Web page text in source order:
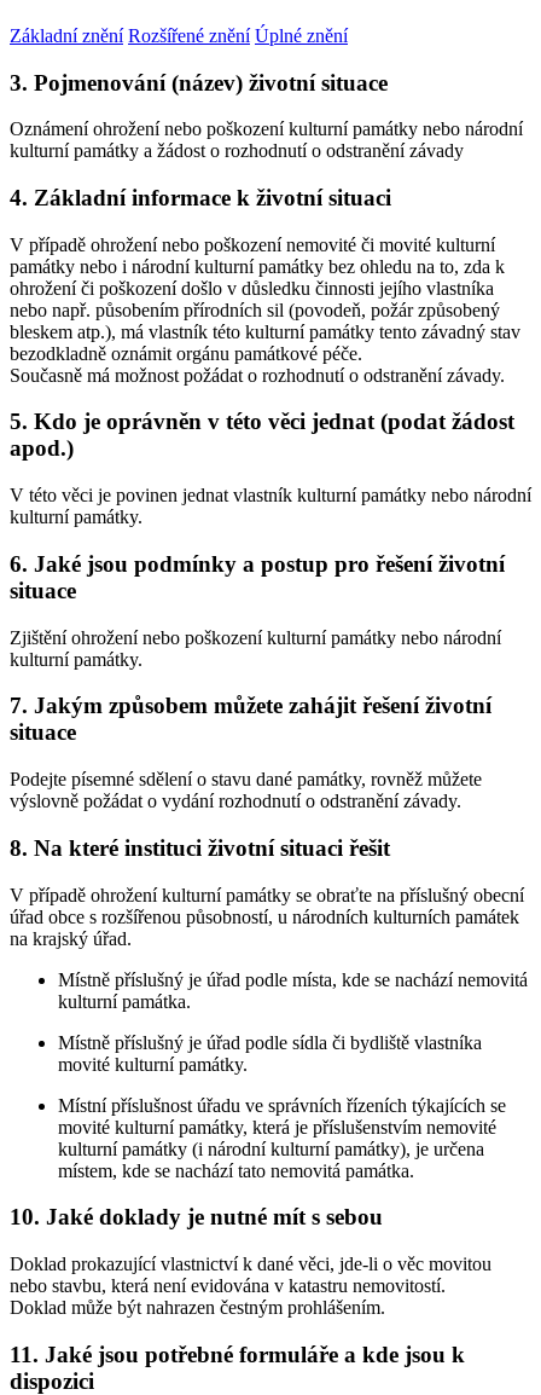
Základní znění Rozšířené znění Úplné znění
3. Pojmenování (název) životní situace
Oznámení ohrožení nebo poškození kulturní památky nebo národní
kulturní památky a žádost o rozhodnutí o odstranění závady
4. Základní informace k životní situaci
V případě ohrožení nebo poškození nemovité či movité kulturní
památky nebo i národní kulturní památky bez ohledu na to, zda k
ohrožení či poškození došlo v důsledku činnosti jejího vlastníka
nebo např. působením přírodních sil (povodeň, požár způsobený
bleskem atp.), má vlastník této kulturní památky tento závadný stav
bezodkladně oznámit orgánu památkové péče.
Současně má možnost požádat o rozhodnutí o odstranění závady.
5. Kdo je oprávněn v této věci jednat (podat žádost
apod.)
V této věci je povinen jednat vlastník kulturní památky nebo národní
kulturní památky.
6. Jaké jsou podmínky a postup pro řešení životní
situace
Zjištění ohrožení nebo poškození kulturní památky nebo národní
kulturní památky.
7. Jakým způsobem můžete zahájit řešení životní
situace
Podejte písemné sdělení o stavu dané památky, rovněž můžete
výslovně požádat o vydání rozhodnutí o odstranění závady.
8. Na které instituci životní situaci řešit
V případě ohrožení kulturní památky se obraťte na příslušný obecní
úřad obce s rozšířenou působností, u národních kulturních památek
na krajský úřad.
Místně příslušný je úřad podle místa, kde se nachází nemovitá
kulturní památka.
Místně příslušný je úřad podle sídla či bydliště vlastníka
movité kulturní památky.
Místní příslušnost úřadu ve správních řízeních týkajících se
movité kulturní památky, která je příslušenstvím nemovité
kulturní památky (i národní kulturní památky), je určena
místem, kde se nachází tato nemovitá památka.
10. Jaké doklady je nutné mít s sebou
Doklad prokazující vlastnictví k dané věci, jde-li o věc movitou
nebo stavbu, která není evidována v katastru nemovitostí.
Doklad může být nahrazen čestným prohlášením.
11. Jaké jsou potřebné formuláře a kde jsou k
dispozici